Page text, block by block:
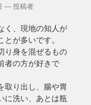
— 投稿者
く、現地の知人が
が多いです。
り身を混ぜるもの
者の方が好きで
取り出し、腸や胃
に洗い、あとは瓶